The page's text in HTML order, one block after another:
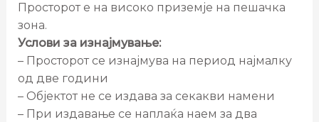
Просторот е на високо приземје на пешачка
зона.
Услови за изнајмување:
– Просторот се изнајмува на период најмалку
од две години
– Објектот не се издава за секакви намени
– При издавање се наплаќа наем за два